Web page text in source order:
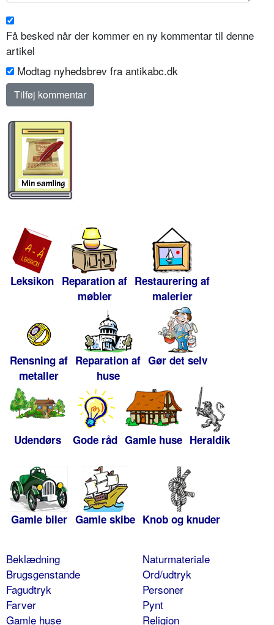
Få besked når der kommer en ny kommentar til denne
artikel
Modtag nyhedsbrev fra antikabc.dk
Leksikon Reparation af
møbler
Restaurering af
malerier
Rensning af
metaller
Reparation af
huse
Gør det selv
Udendørs Gode råd Gamle huse Heraldik
Gamle biler Gamle skibe Knob og knuder
Beklædning
Brugsgenstande
Fagudtryk
Farver
Gamle huse
Naturmateriale
Ord/udtryk
Personer
Pynt
Religion